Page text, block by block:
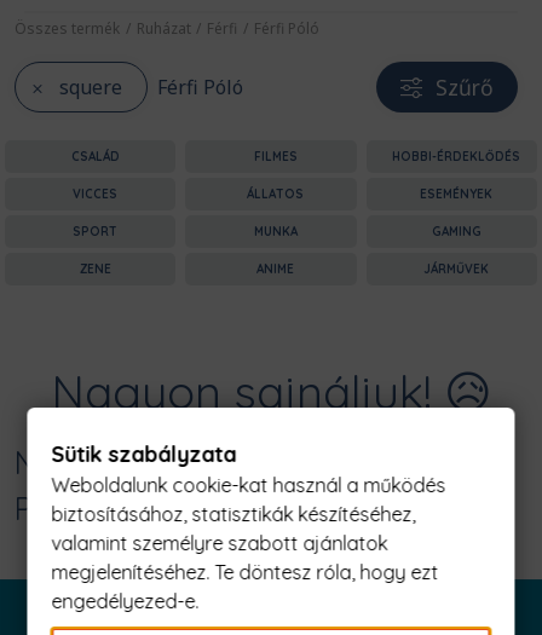
Összes termék / Ruházat / Férfi / Férfi Póló
squere Férfi Póló Szűrő
CSALÁD FILMES HOBBI-ÉRDEKLŐDÉS
VICCES ÁLLATOS ESEMÉNYEK
SPORT MUNKA GAMING
ZENE ANIME JÁRMŰVEK
Nagyon sajnáljuk! 😥
Nincs találat erre: "squere Férfi
Póló"
Sütik szabályzata
Weboldalunk cookie-kat használ a működés
biztosításához, statisztikák készítéséhez,
valamint személyre szabott ajánlatok
megjelenítéséhez. Te döntesz róla, hogy ezt
engedélyezed-e.